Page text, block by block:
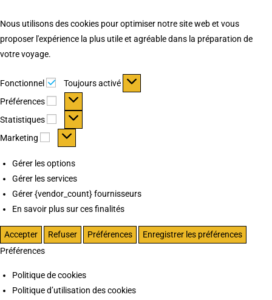
Nous utilisons des cookies pour optimiser notre site web et vous
proposer l'expérience la plus utile et agréable dans la préparation de
votre voyage.
Fonctionnel Fonctionnel
Toujours activé
Préférences
Préférences
Statistiques Statistiques
Marketing Marketing
Gérer les options
Gérer les services
Gérer {vendor_count} fournisseurs
En savoir plus sur ces finalités
Accepter Refuser Préférences
Enregistrer les préférences
Préférences
Politique de cookies
Politique d’utilisation des cookies